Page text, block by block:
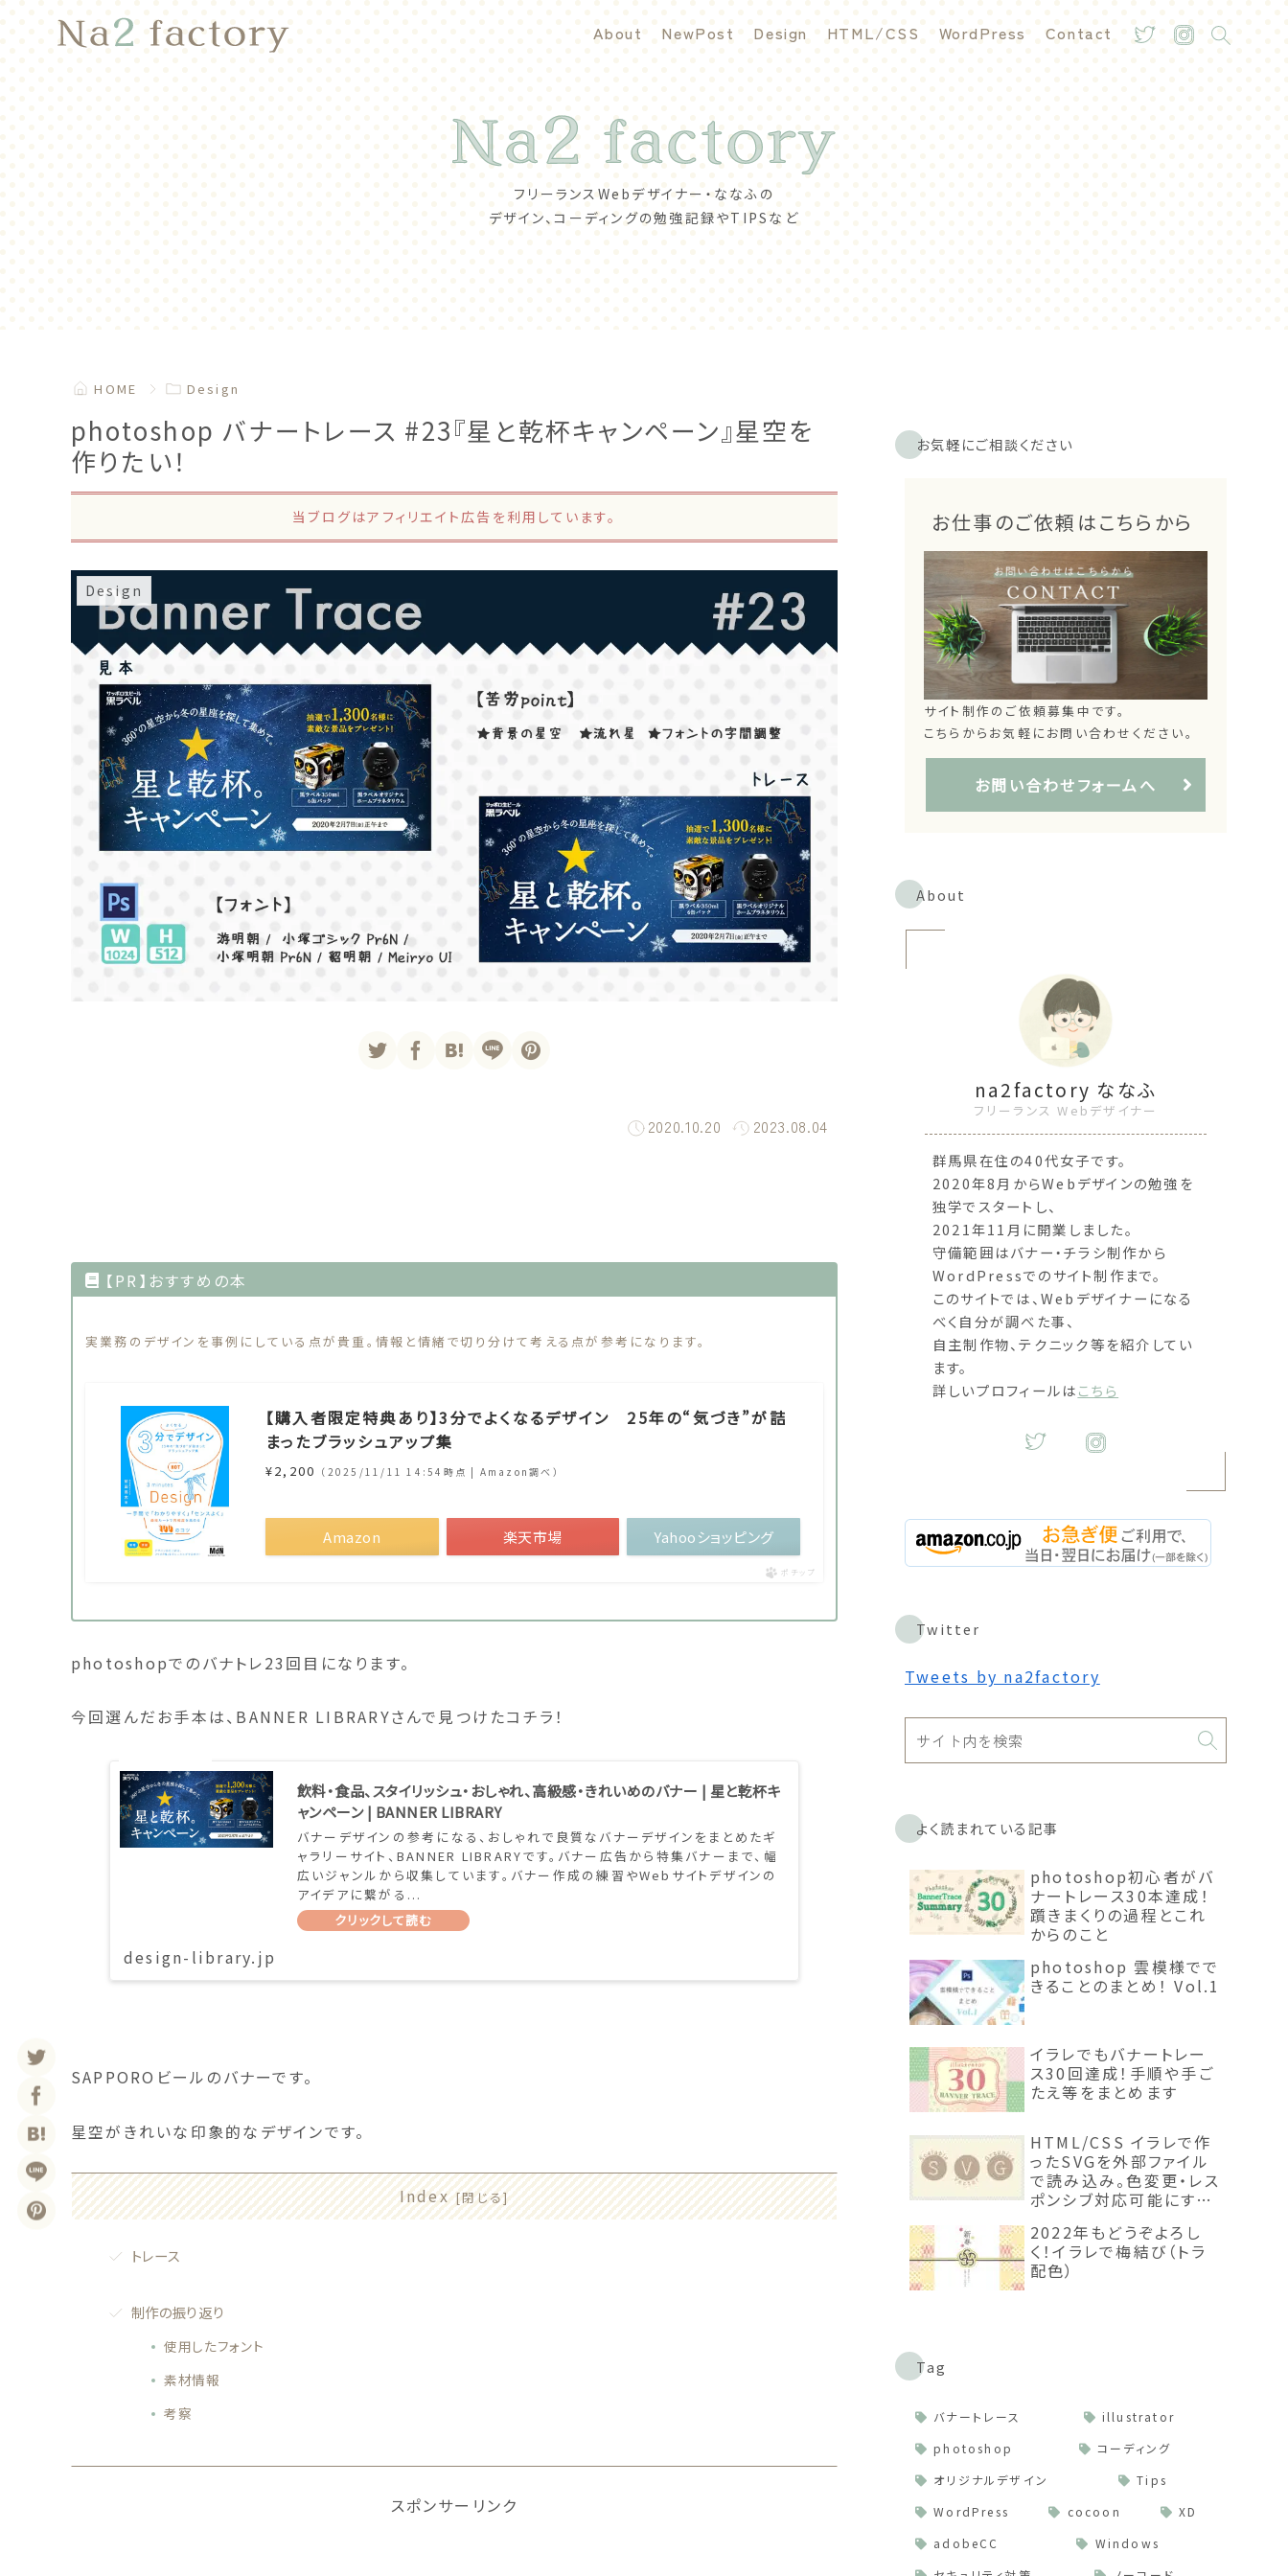
About NewPost Design HTML/CSS WordPress Contact
フリーランスWebデザイナー・ななふの
デザイン、コーディングの勉強記録やTIPSなど
HOME Design
photoshop バナートレース #23『星と乾杯キャンペーン』星空を
作りたい！
当ブログはアフィリエイト広告を利用しています。
Design
2020.10.20 2023.08.04
【PR】おすすめの本
実業務のデザインを事例にしている点が貴重。情報と情緒で切り分けて考える点が参考になります。
【購入者限定特典あり】3分でよくなるデザイン 25年の“気づき”が詰
まったブラッシュアップ集
¥2,200 （2025/11/11 14:54時点 | Amazon調べ）
Amazon 楽天市場 Yahooショッピング
ポチップ
photoshopでのバナトレ23回目になります。
今回選んだお手本は、BANNER LIBRARYさんで見つけたコチラ！
飲料・食品、スタイリッシュ・おしゃれ、高級感・きれいめのバナー | 星と乾杯キ
ャンペーン | BANNER LIBRARY
バナーデザインの参考になる、おしゃれで良質なバナーデザインをまとめたギ
ャラリーサイト、BANNER LIBRARYです。バナー広告から特集バナーまで、幅
広いジャンルから収集しています。バナー作成の練習やWebサイトデザインの
アイデアに繋がる...
design-library.jp
SAPPOROビールのバナーです。
星空がきれいな印象的なデザインです。
Index
トレース
制作の振り返り
使用したフォント
素材情報
考察
スポンサーリンク
お気軽にご相談ください
お仕事のご依頼はこちらから
サイト制作のご依頼募集中です。
こちらからお気軽にお問い合わせください。
お問い合わせフォームへ
About
na2factory ななふ
フリーランス Webデザイナー
群馬県在住の40代女子です。
2020年8月からWebデザインの勉強を
独学でスタートし、
2021年11月に開業しました。
守備範囲はバナー・チラシ制作から
WordPressでのサイト制作まで。
このサイトでは、Webデザイナーになる
べく自分が調べた事、
自主制作物、テクニック等を紹介してい
ます。
詳しいプロフィールはこちら
Twitter
Tweets by na2factory
よく読まれている記事
photoshop初心者がバ
ナートレース30本達成！
躓きまくりの過程とこれ
からのこと
photoshop 雲模様でで
きることのまとめ！ Vol.1
イラレでもバナートレー
ス30回達成！手順や手ご
たえ等をまとめます
HTML/CSS イラレで作
ったSVGを外部ファイル
で読み込み。色変更・レス
ポンシブ対応可能にする
2022年もどうぞよろし
く！イラレで梅結び（トラ
配色）
Tag
バナートレース
illustrator
photoshop
コーディング
オリジナルデザイン
Tips
WordPress
cocoon
XD
adobeCC
Windows